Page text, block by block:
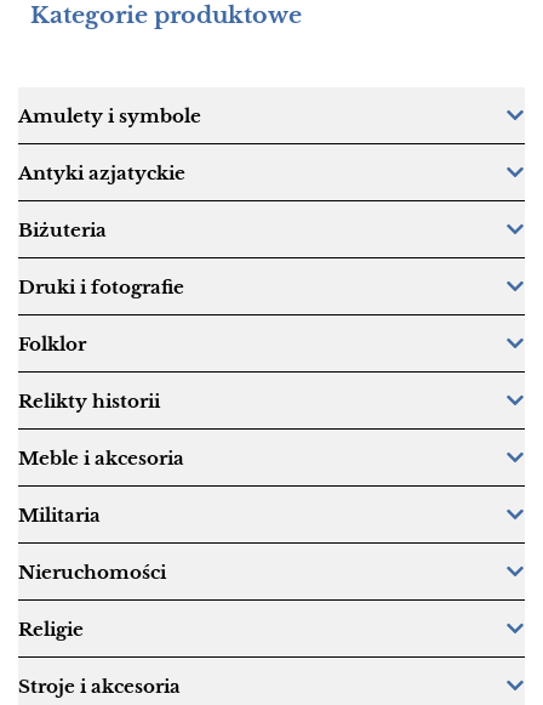
Kategorie produktowe
Amulety i symbole
Antyki azjatyckie
Biżuteria
Druki i fotografie
Folklor
Relikty historii
Meble i akcesoria
Militaria
Nieruchomości
Religie
Stroje i akcesoria